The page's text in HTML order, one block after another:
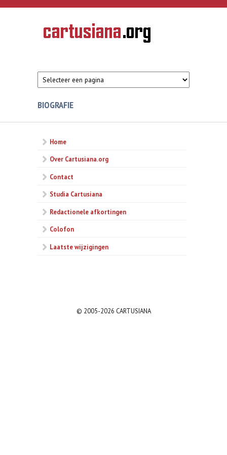
Overslaan en naar de inhoud gaan
CARTUSIANA
Geschiedenis
van de
BIOGRAFIE
Home
Over Cartusiana.org
Contact
Studia Cartusiana
Redactionele afkortingen
Colofon
Laatste wijzigingen
© 2005-2026 CARTUSIANA